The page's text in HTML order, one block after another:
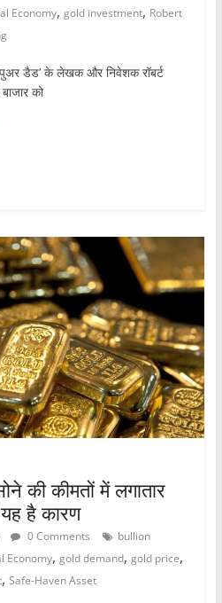
Economy, gold investment, Robert
डैड’ के लेखक और निवेशक रॉबर्ट
को
की कीमतों में लगातार
है कारण
0 Comments
bullion
Economy, gold demand, gold price,
, Safe-Haven Asset